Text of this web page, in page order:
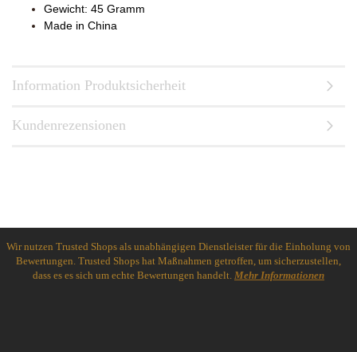
Gewicht: 45 Gramm
Made in China
Information Produktsicherheit
Kundenrezensionen
Wir nutzen Trusted Shops als unabhängigen Dienstleister für die Einholung von
Bewertungen. Trusted Shops hat Maßnahmen getroffen, um sicherzustellen,
dass es es sich um echte Bewertungen handelt. Mehr Informationen